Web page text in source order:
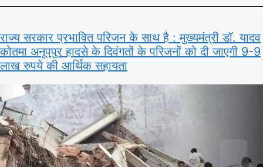
राज्य सरकार प्रभावित परिजन के साथ है : मुख्यमंत्री डॉ. यादव
कोतमा अनूपपुर हादसे के दिवंगतों के परिजनों को दी जाएगी 9-9
लाख रुपये की आर्थिक सहायता